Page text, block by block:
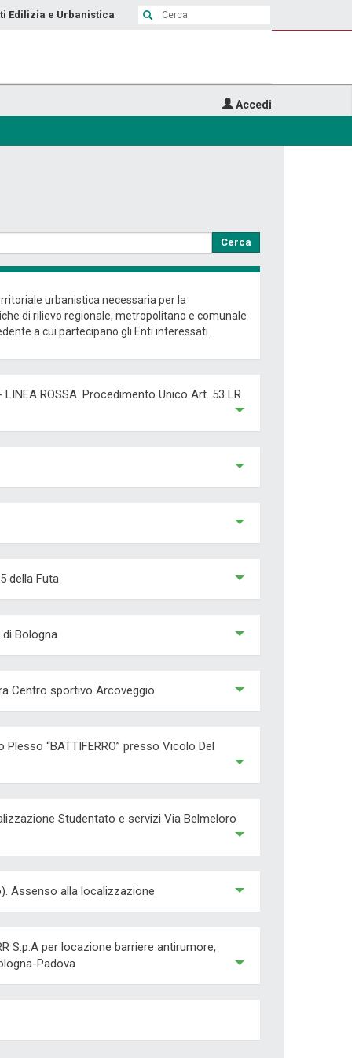
Edilizia e Urbanistica
Accedi
Cerca
urbanistica necessaria per la
di rilievo regionale, metropolitano e comunale
a cui partecipano gli Enti interessati.
ROSSA. Procedimento Unico Art. 53 LR
della Futa
Bologna
Centro sportivo Arcoveggio
“BATTIFERRO” presso Vicolo Del
Studentato e servizi Via Belmeloro
Assenso alla localizzazione
S.p.A per locazione barriere antirumore,
Padova